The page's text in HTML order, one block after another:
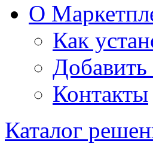
О
Как
Контакты
Каталог